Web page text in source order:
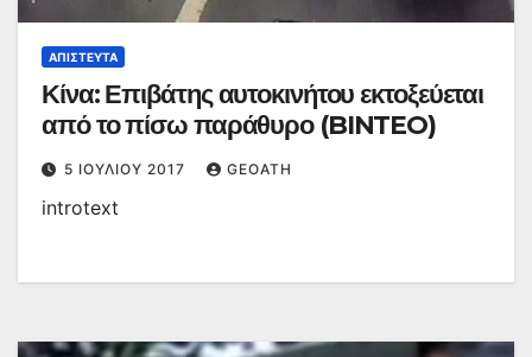
ΑΠΊΣΤΕΥΤΑ
Κίνα: Επιβάτης αυτοκινήτου εκτοξεύεται
από το πίσω παράθυρο (BINTEO)
5 ΙΟΥΛΊΟΥ 2017 GEOATH
introtext